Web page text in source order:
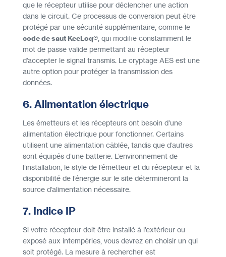
que le récepteur utilise pour déclencher une action
dans le circuit. Ce processus de conversion peut être
protégé par une sécurité supplémentaire, comme le
code de saut KeeLoq® , qui modifie constamment le
mot de passe valide permettant au récepteur
d’accepter le signal transmis. Le cryptage AES est une
autre option pour protéger la transmission des
données.
6. Alimentation électrique
Les émetteurs et les récepteurs ont besoin d’une
alimentation électrique pour fonctionner. Certains
utilisent une alimentation câblée, tandis que d’autres
sont équipés d’une batterie. L’environnement de
l’installation, le style de l’émetteur et du récepteur et la
disponibilité de l’énergie sur le site détermineront la
source d’alimentation nécessaire.
7. Indice IP
Si votre récepteur doit être installé à l’extérieur ou
exposé aux intempéries, vous devrez en choisir un qui
soit protégé. La mesure à rechercher est